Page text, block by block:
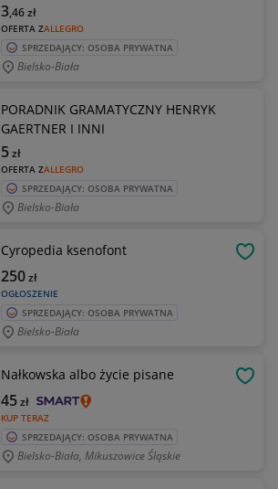
OFERTA ZALLEGRO
3,46zł
SPRZEDAJĄCY: OSOBA PRYWATNA
Bielsko-Biała
PORADNIK GRAMATYCZNY HENRYK
GAERTNER I INNI
OFERTA ZALLEGRO
5zł
SPRZEDAJĄCY: OSOBA PRYWATNA
Bielsko-Biała
Cyropedia ksenofont
OGŁOSZENIE
250zł
SPRZEDAJĄCY: OSOBA PRYWATNA
Bielsko-Biała
Nałkowska albo życie pisane
KUP TERAZ
45zł
SPRZEDAJĄCY: OSOBA PRYWATNA
Bielsko-Biała, Mikuszowice Śląskie